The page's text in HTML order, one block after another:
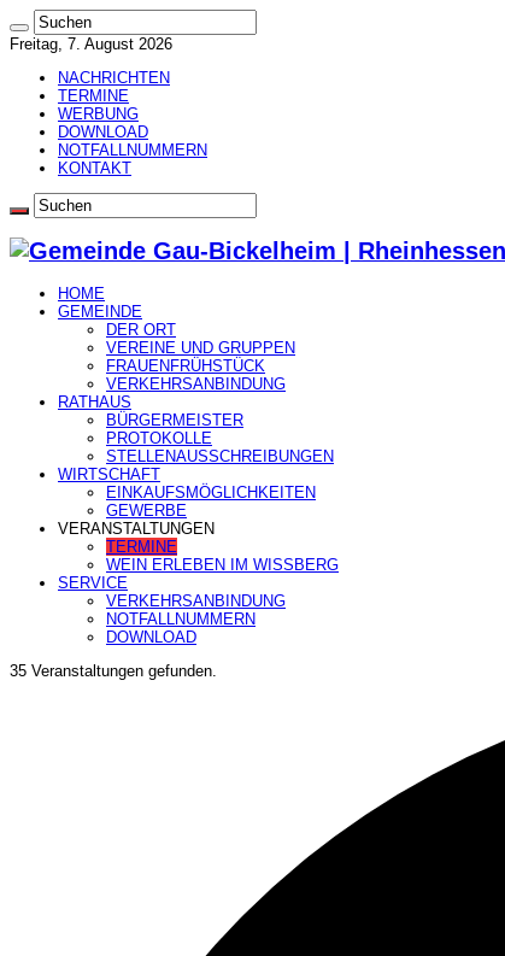
Freitag, 7. August 2026
NACHRICHTEN
TERMINE
WERBUNG
DOWNLOAD
NOTFALLNUMMERN
KONTAKT
HOME
GEMEINDE
DER ORT
VEREINE UND GRUPPEN
FRAUENFRÜHSTÜCK
VERKEHRSANBINDUNG
RATHAUS
BÜRGERMEISTER
PROTOKOLLE
STELLENAUSSCHREIBUNGEN
WIRTSCHAFT
EINKAUFSMÖGLICHKEITEN
GEWERBE
VERANSTALTUNGEN
TERMINE
WEIN ERLEBEN IM WISSBERG
SERVICE
VERKEHRSANBINDUNG
NOTFALLNUMMERN
DOWNLOAD
35 Veranstaltungen gefunden.